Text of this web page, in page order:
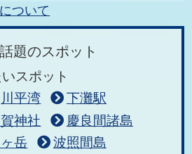
ついて
話題のスポット
スポット
川平湾
下灘駅
神社
慶良間諸島
岳
波照間島